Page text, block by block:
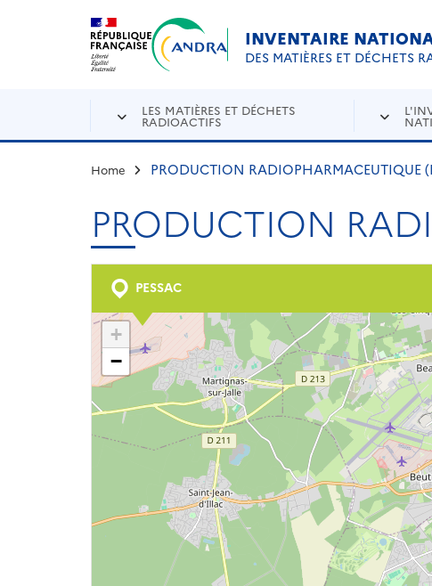
Aller au contenu principal
INVENTAIRE
DES MATIÈRES ET DÉCHETS
LES MATIÈRES ET DÉCHETS
RADIOACTIFS
Home PRODUCTION RADIOPHARMACEUTIQUE
PRODUCTION
PESSAC
+
−